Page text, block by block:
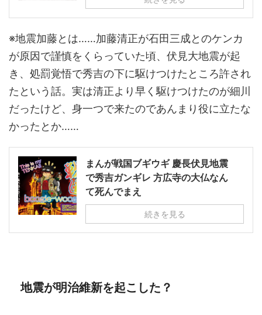
※地震加藤とは……加藤清正が石田三成とのケンカ
が原因で謹慎をくらっていた頃、伏見大地震が起
き、処罰覚悟で秀吉の下に駆けつけたところ許され
たという話。実は清正より早く駆けつけたのが細川
だったけど、身一つで来たのであんまり役に立たな
かったとか……
まんが戦国ブギウギ 慶長伏見地震
で秀吉ガンギレ 方広寺の大仏なん
て死んでまえ
続きを見る
地震が明治維新を起こした？